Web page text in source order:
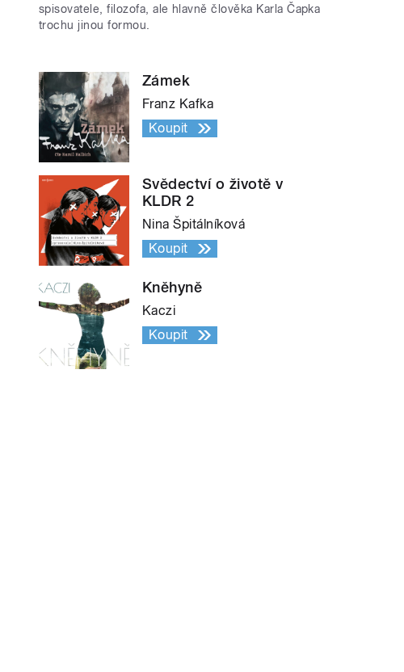
spisovatele, filozofa, ale hlavně člověka Karla Čapka
trochu jinou formou.
Zámek
Franz Kafka
Koupit
Svědectví o životě v
KLDR 2
Nina Špitálníková
Koupit
Kněhyně
Kaczi
Koupit